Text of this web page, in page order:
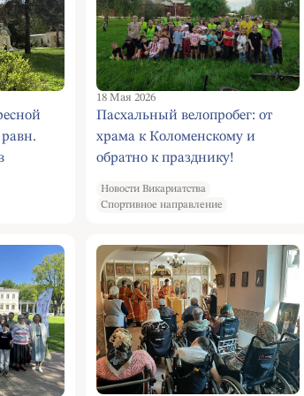
18 Мая 2026
Пасхальный велопробег: от
храма к Коломенскому и
обратно к празднику!
Новости Викариатства
Спортивное направление